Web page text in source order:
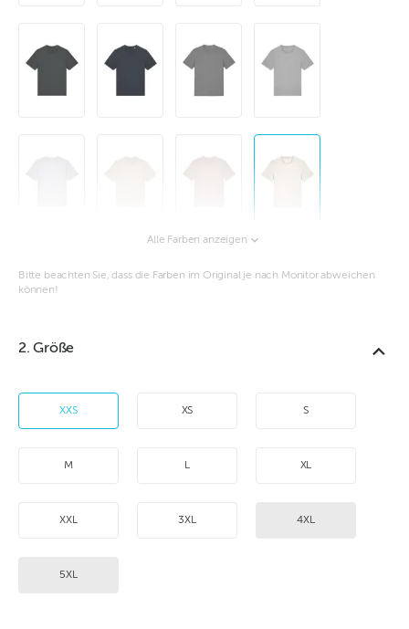
Alle Farben anzeigen
Bitte beachten Sie, dass die Farben im Original je nach Monitor abweichen
können!
2. Größe
XXS XS S
M L XL
XXL 3XL 4XL
5XL